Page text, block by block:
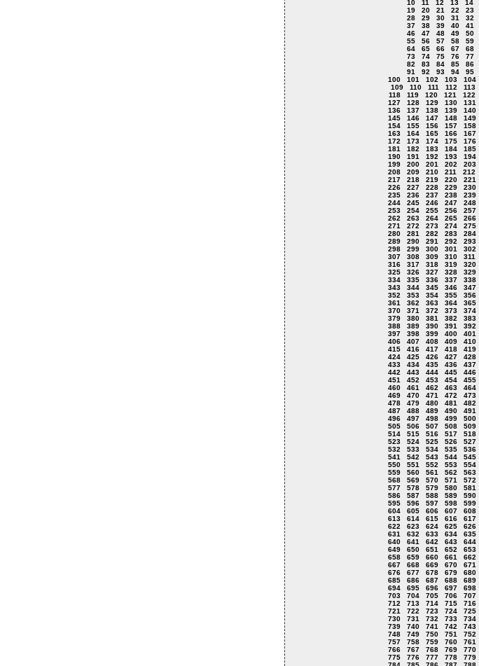
10
11 12 13 14
19
20 21 22 23
28
29 30 31 32
37
38 39 40 41
46
47 48 49 50
55
56 57 58 59
64
65 66 67 68
73
74 75 76 77
82
83 84 85 86
91
92 93 94 95
100
101 102 103 104
109
110 111 112 113
118
119 120 121 122
127
128 129 130 131
136
137 138 139 140
145
146 147 148 149
154
155 156 157 158
163
164 165 166 167
172
173 174 175 176
181
182 183 184 185
190
191 192 193 194
199
200 201 202 203
208
209 210 211 212
217
218 219 220 221
226
227 228 229 230
235
236 237 238 239
244
245 246 247 248
253
254 255 256 257
262
263 264 265 266
271
272 273 274 275
280
281 282 283 284
289
290 291 292 293
298
299 300 301 302
307
308 309 310 311
316
317 318 319 320
325
326 327 328 329
334
335 336 337 338
343
344 345 346 347
352
353 354 355 356
361
362 363 364 365
370
371 372 373 374
379
380 381 382 383
388
389 390 391 392
397
398 399 400 401
406
407 408 409 410
415
416 417 418 419
424
425 426 427 428
433
434 435 436 437
442
443 444 445 446
451
452 453 454 455
460
461 462 463 464
469
470 471 472 473
478
479 480 481 482
487
488 489 490 491
496
497 498 499 500
505
506 507 508 509
514
515 516 517 518
523
524 525 526 527
532
533 534 535 536
541
542 543 544 545
550
551 552 553 554
559
560 561 562 563
568
569 570 571 572
577
578 579 580 581
586
587 588 589 590
595
596 597 598 599
604
605 606 607 608
613
614 615 616 617
622
623 624 625 626
631
632 633 634 635
640
641 642 643 644
649
650 651 652 653
658
659 660 661 662
667
668 669 670 671
676
677 678 679 680
685
686 687 688 689
694
695 696 697 698
703
704 705 706 707
712
713 714 715 716
721
722 723 724 725
730
731 732 733 734
739
740 741 742 743
748
749 750 751 752
757
758 759 760 761
766
767 768 769 770
775
776 777 778 779